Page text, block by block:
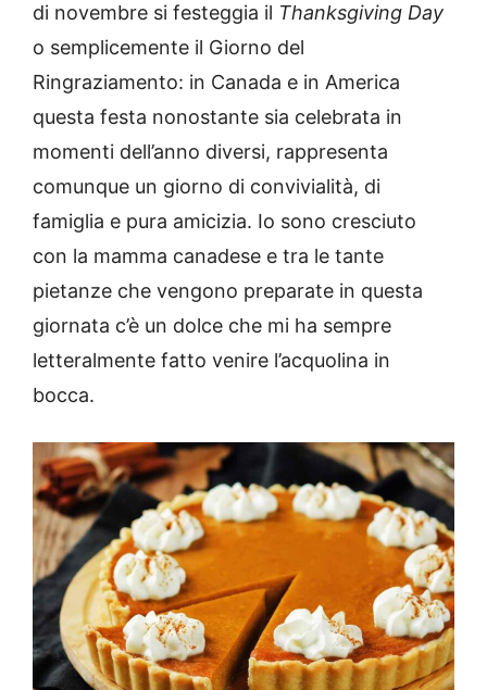
di novembre si festeggia il Thanksgiving Day
o semplicemente il Giorno del
Ringraziamento: in Canada e in America
questa festa nonostante sia celebrata in
momenti dell’anno diversi, rappresenta
comunque un giorno di convivialità, di
famiglia e pura amicizia. Io sono cresciuto
con la mamma canadese e tra le tante
pietanze che vengono preparate in questa
giornata c’è un dolce che mi ha sempre
letteralmente fatto venire l’acquolina in
bocca.